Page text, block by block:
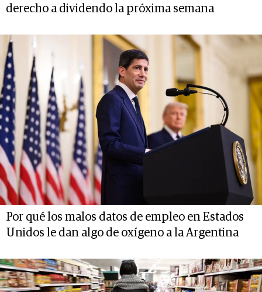
derecho a dividendo la próxima semana
Por qué los malos datos de empleo en Estados
Unidos le dan algo de oxígeno a la Argentina